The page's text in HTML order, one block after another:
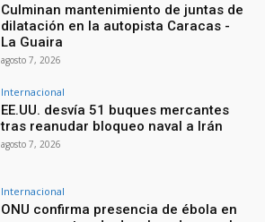
Culminan mantenimiento de juntas de
dilatación en la autopista Caracas -
La Guaira
agosto 7, 2026
Internacional
EE.UU. desvía 51 buques mercantes
tras reanudar bloqueo naval a Irán
agosto 7, 2026
Internacional
ONU confirma presencia de ébola en